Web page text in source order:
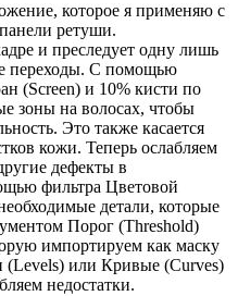
которое я применяю с
ретуши.
и преследует одну лишь
переходы. С помощью
(Screen) и 10% кисти по
зоны на волосах, чтобы
Это также касается
кожи. Теперь ослабляем
дефекты в
фильтра Цветовой
детали, которые
Порог (Threshold)
импортируем как маску
или Кривые (Curves)
недостатки.